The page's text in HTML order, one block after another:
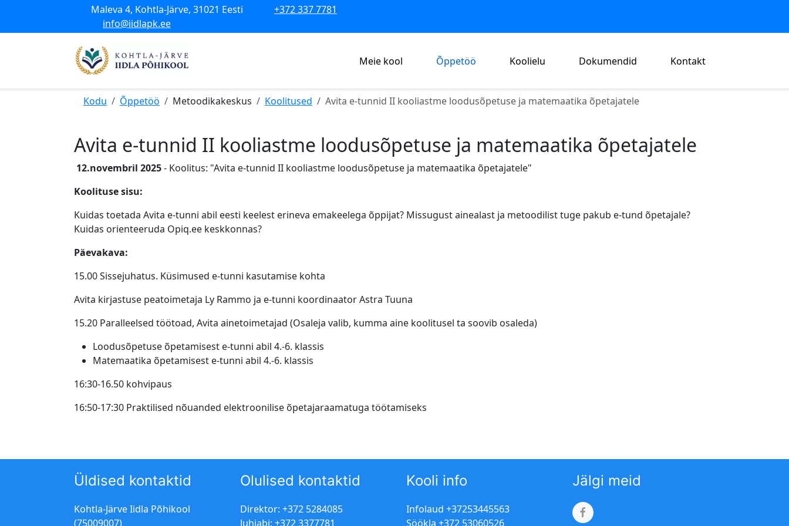
Maleva 4, Kohtla-Järve, 31021 Eesti
+372 337 7781
info@iidlapk.ee
Meie kool Õppetöö Koolielu Dokumendid Kontakt
Kodu Õppetöö Metoodikakeskus Koolitused Avita e-tunnid II kooliastme loodusõpetuse ja matemaatika õpetajatele
Avita e-tunnid II kooliastme loodusõpetuse ja matemaatika õpetajatele
12.novembril 2025- Koolitus: "Avita e-tunnid II kooliastme loodusõpetuse ja matemaatika õpetajatele"
Koolituse sisu:
Kuidas toetada Avita e-tunni abil eesti keelest erineva emakeelega õppijat? Missugust ainealast ja metoodilist tuge pakub e-tund õpetajale?
Kuidas orienteeruda Opiq.ee keskkonnas?
Päevakava:
15.00 Sissejuhatus. Küsimused e-tunni kasutamise kohta
Avita kirjastuse peatoimetaja Ly Rammo ja e-tunni koordinaator Astra Tuuna
15.20 Paralleelsed töötoad, Avita ainetoimetajad (Osaleja valib, kumma aine koolitusel ta soovib osaleda)
Loodusõpetuse õpetamisest e-tunni abil 4.-6. klassis
Matemaatika õpetamisest e-tunni abil 4.-6. klassis
16:30-16.50 kohvipaus
16:50-17:30 Praktilised nõuanded elektroonilise õpetajaraamatuga töötamiseks
Üldised kontaktid
Kohtla-Järve Iidla Põhikool
(75009007)
Olulised kontaktid
Direktor: +372 5284085
Juhiabi: +372 3377781
Kooli info
Infolaud +37253445563
Söökla +372 53060526
Jälgi meid